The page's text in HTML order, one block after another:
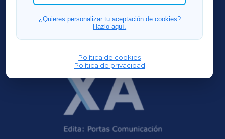
¿Quieres personalizar tu aceptación de cookies?
Hazlo aquí.
Política de cookies
Política de privacidad
FERROLXA
OURENSEXA